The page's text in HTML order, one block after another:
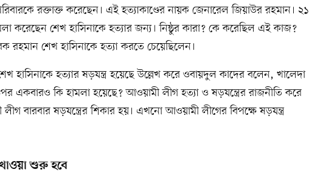
রক্তাক্ত করেছেন। এই হত্যাকাণ্ডের নায়ক জেনারেল জিয়াউর রহমান। ২১
করেছেন শেখ হাসিনাকে হত্যার জন্য। নিষ্ঠুর কারা? কে করেছিল এই কাজ?
রহমান শেখ হাসিনাকে হত্যা করতে চেয়েছিলেন।
হাসিনাকে হত্যার ষড়যন্ত্র হয়েছে উল্লেখ করে ওবায়দুল কাদের বলেন, খালেদা
একবারও কি হামলা হয়েছে? আওয়ামী লীগ হত্যা ও ষড়যন্ত্রের রাজনীতি করে
লীগ বারবার ষড়যন্ত্রের শিকার হয়। এখনো আওয়ামী লীগের বিপক্ষে ষড়যন্ত্র
শুরু হবে